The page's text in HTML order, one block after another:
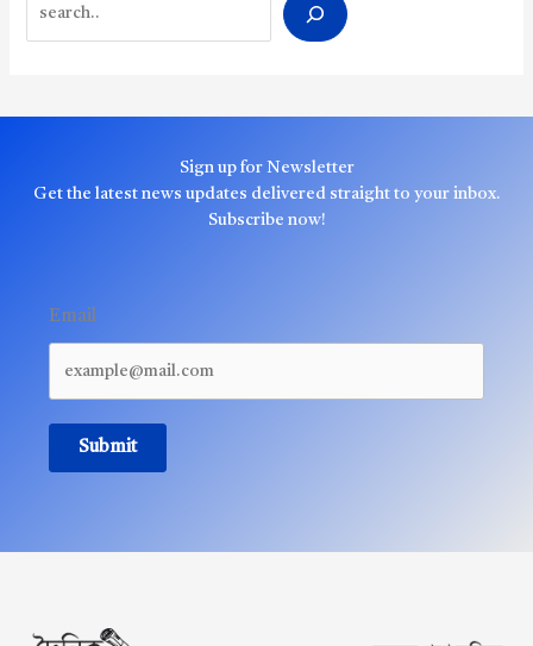
Sign up for Newsletter
Get the latest news updates delivered straight to your inbox.
Subscribe now!
Email
Submit